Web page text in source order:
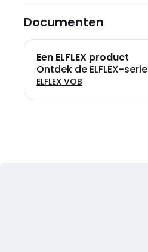
Documenten
Een ELFLEX product
Ontdek de ELFLEX-serie
ELFLEX VOB